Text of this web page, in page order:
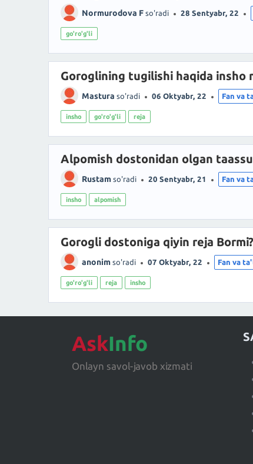
Normurodova F so'radi 28 Sentyabr, 22
go'ro'g'li
Goroglining tugilishi haqida insho
Mastura so'radi 06 Oktyabr, 22 Fan va
insho go'ro'g'li reja
Alpomish dostonidan olgan
Rustam so'radi 20 Sentyabr, 21 Fan va
insho alpomish
Gorogli dostoniga qiyin reja Bormi?
anonim so'radi 07 Oktyabr, 22 Fan va
go'ro'g'li reja insho
AskInfo
Onlayn savol-javob xizmati